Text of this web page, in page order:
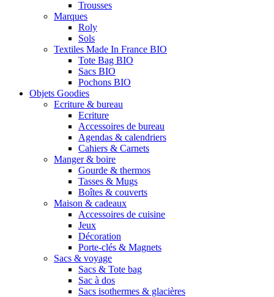
Trousses
Marques
Roly
Sols
Textiles Made In France BIO
Tote Bag BIO
Sacs BIO
Pochons BIO
Objets Goodies
Ecriture & bureau
Ecriture
Accessoires de bureau
Agendas & calendriers
Cahiers & Carnets
Manger & boire
Gourde & thermos
Tasses & Mugs
Boîtes & couverts
Maison & cadeaux
Accessoires de cuisine
Jeux
Décoration
Porte-clés & Magnets
Sacs & voyage
Sacs & Tote bag
Sac à dos
Sacs isothermes & glacières